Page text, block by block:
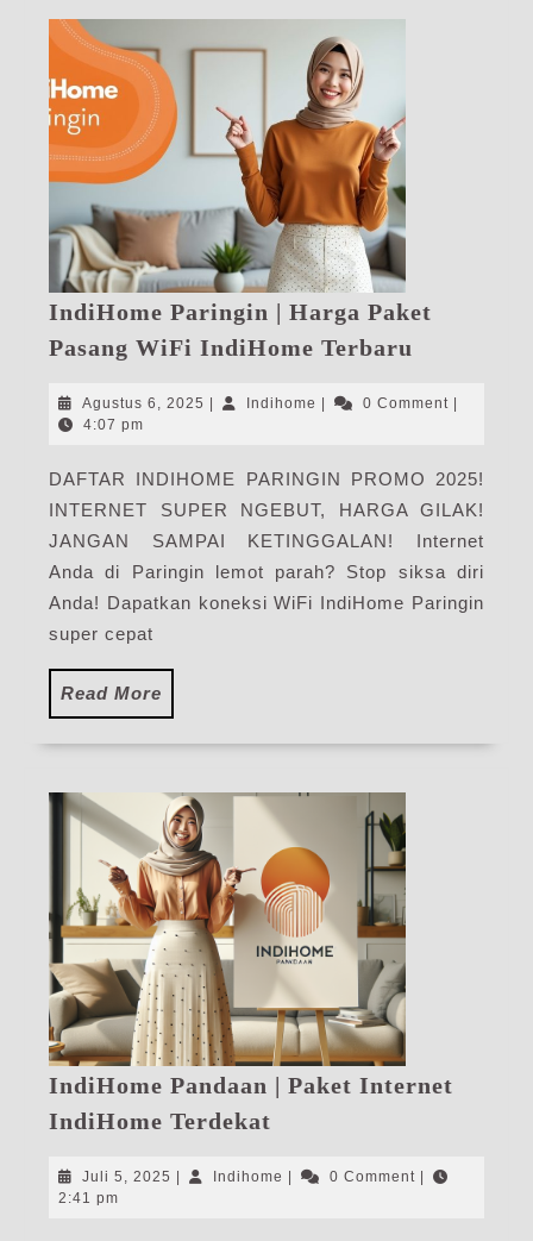
IndiHome Paringin | Harga Paket
Pasang WiFi IndiHome Terbaru
|
Pasang
WiFi
IndiHome
Terbaru
Agustus 6, 2025 AgustusIndihome Indihome0 Comment
4:07 pm
DAFTAR INDIHOME PARINGIN PROMO 2025!
INTERNET SUPER NGEBUT, HARGA GILAK!
JANGAN SAMPAI KETINGGALAN! Internet
Anda di Paringin lemot parah? Stop siksa diri
Anda! Dapatkan koneksi WiFi IndiHome Paringin
super cepat
Read More
More
IndiHome Pandaan | Paket Internet
IndiHome Terdekat
|
Juli 5, 2025 Juli
Indihome Indihome0 Comment
2:41 pm